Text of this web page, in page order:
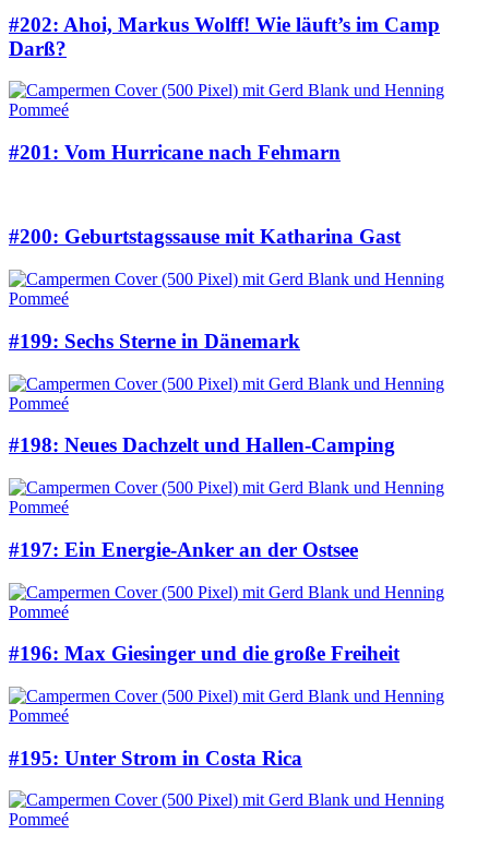
#202: Ahoi, Markus Wolff! Wie läuft’s im Camp
Darß?
#201: Vom Hurricane nach Fehmarn
#200: Geburtstagssause mit Katharina Gast
#199: Sechs Sterne in Dänemark
#198: Neues Dachzelt und Hallen-Camping
#197: Ein Energie-Anker an der Ostsee
#196: Max Giesinger und die große Freiheit
#195: Unter Strom in Costa Rica